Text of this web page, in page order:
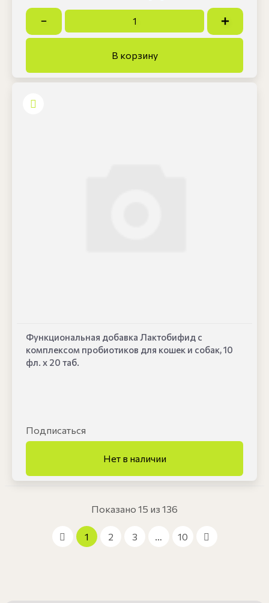
Функциональная добавка Лактобифид с
комплексом пробиотиков для кошек и собак, 10
фл. х 20 таб.
Подписаться
Показано 15 из 136
1 2 3 10